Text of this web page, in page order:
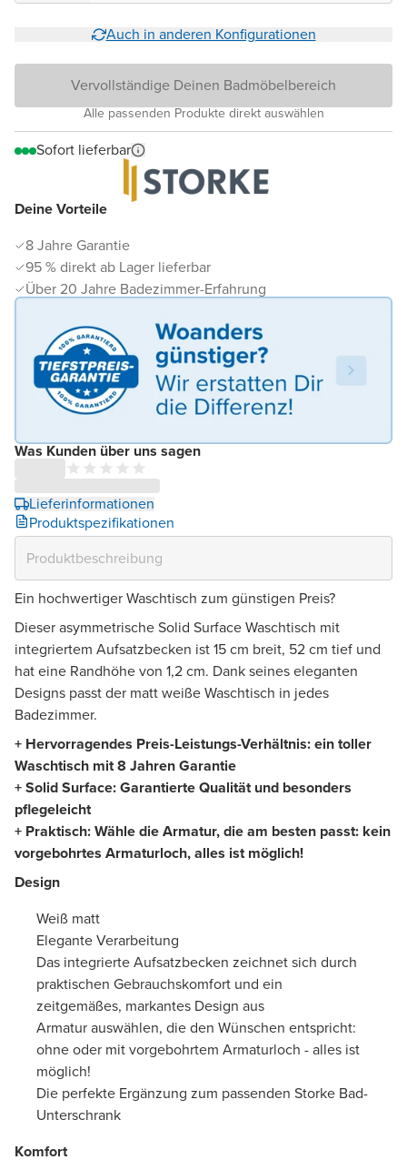
Deine Vorteile
8 Jahre Garantie
95 % direkt ab Lager lieferbar
Über 20 Jahre Badezimmer-Erfahrung
Was Kunden über uns sagen
Lieferinformationen
Produktspezifikationen
Auch in anderen Konfigurationen
Vervollständige Deinen Badmöbelbereich
Alle passenden Produkte direkt auswählen
Sofort lieferbar
Ein hochwertiger Waschtisch zum günstigen Preis?
Dieser asymmetrische Solid Surface Waschtisch mit
integriertem Aufsatzbecken ist 15 cm breit, 52 cm tief und
hat eine Randhöhe von 1,2 cm. Dank seines eleganten
Designs passt der matt weiße Waschtisch in jedes
Badezimmer.
+ Hervorragendes Preis-Leistungs-Verhältnis: ein toller
Waschtisch mit 8 Jahren Garantie
+ Solid Surface: Garantierte Qualität und besonders
pflegeleicht
+ Praktisch: Wähle die Armatur, die am besten passt: kein
vorgebohrtes Armaturloch, alles ist möglich!
Design
Weiß matt
Elegante Verarbeitung
Das integrierte Aufsatzbecken zeichnet sich durch
praktischen Gebrauchskomfort und ein
zeitgemäßes, markantes Design aus
Armatur auswählen, die den Wünschen entspricht:
ohne oder mit vorgebohrtem Armaturloch - alles ist
möglich!
Die perfekte Ergänzung zum passenden Storke Bad-
Unterschrank
Komfort